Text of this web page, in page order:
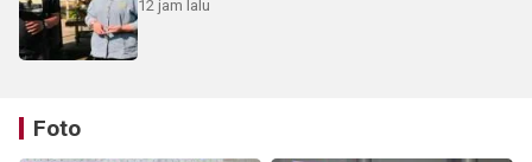
12 jam lalu
Foto